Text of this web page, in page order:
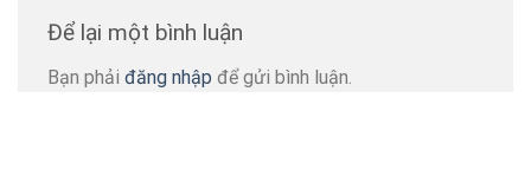
Để lại một bình luận
Bạn phải đăng nhập để gửi bình luận.